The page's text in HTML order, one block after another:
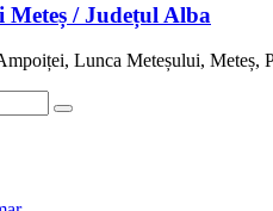
/ Județul Alba
Lunca Meteșului, Meteș,